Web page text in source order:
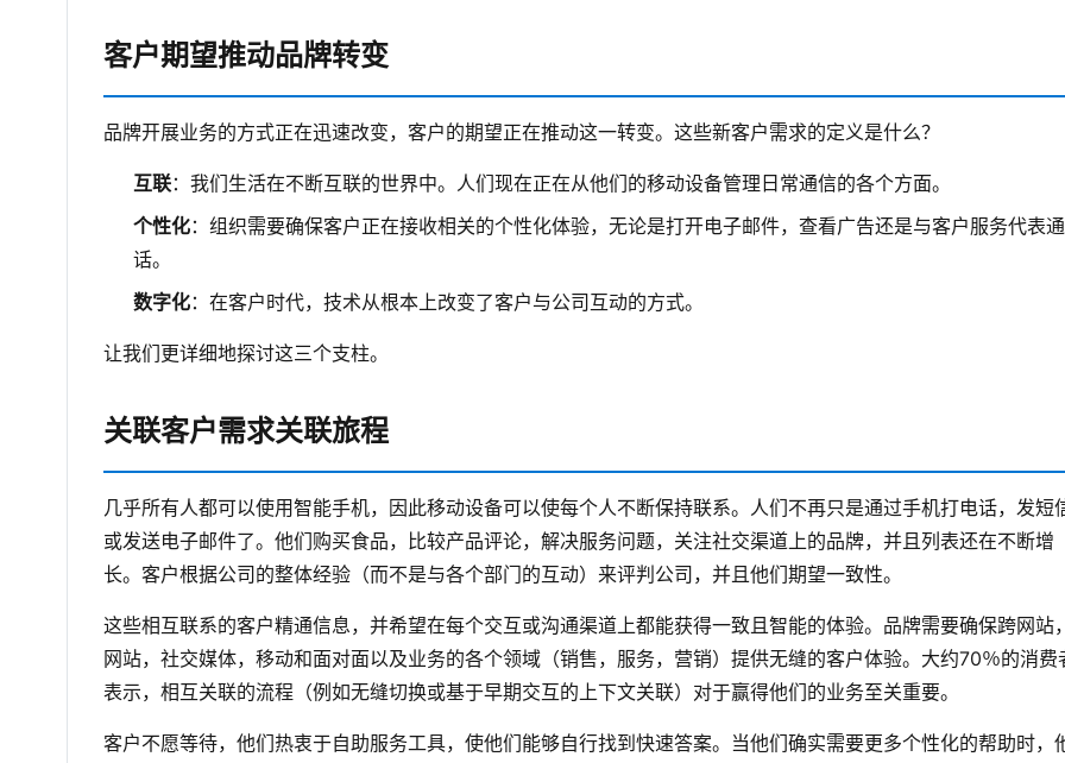
客户期望推动品牌转变
品牌开展业务的方式正在迅速改变，客户的期望正在推动这一转变。这些新客户需求的定义是什么？
互联：我们生活在不断互联的世界中。人们现在正在从他们的移动设备管理日常通信的各个方面。
个性化：组织需要确保客户正在接收相关的个性化体验，无论是打开电子邮件，查看广告还是与客户服务代表
话。
数字化：在客户时代，技术从根本上改变了客户与公司互动的方式。
让我们更详细地探讨这三个支柱。
关联客户需求关联旅程
几乎所有人都可以使用智能手机，因此移动设备可以使每个人不断保持联系。人们不再只是通过手机打电话，发短
或发送电子邮件了。他们购买食品，比较产品评论，解决服务问题，关注社交渠道上的品牌，并且列表还在不断增
长。客户根据公司的整体经验（而不是与各个部门的互动）来评判公司，并且他们期望一致性。
这些相互联系的客户精通信息，并希望在每个交互或沟通渠道上都能获得一致且智能的体验。品牌需要确保跨网站，
网站，社交媒体，移动和面对面以及业务的各个领域（销售，服务，营销）提供无缝的客户体验。大约70％的消费
表示，相互关联的流程（例如无缝切换或基于早期交互的上下文关联）对于赢得他们的业务至关重要。
客户不愿等待，他们热衷于自助服务工具，使他们能够自行找到快速答案。当他们确实需要更多个性化的帮助时，